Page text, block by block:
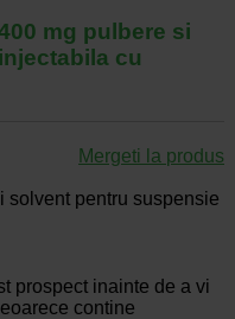
mg pulbere si
cu
Mergeti la produs
solvent pentru suspensie
prospect inainte de a vi
contine